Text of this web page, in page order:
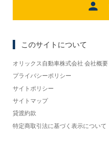
このサイトについて
オリックス自動車株式会社 会社概要
プライバシーポリシー
サイトポリシー
サイトマップ
貸渡約款
特定商取引法に基づく表示について